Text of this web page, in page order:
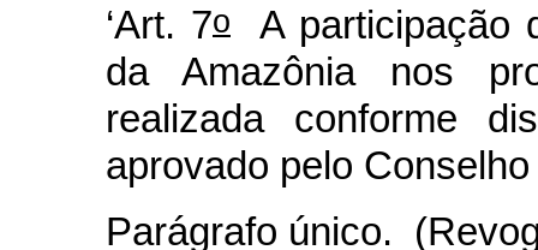
‘Art. 7o
A participação
da Amazônia nos
realizada conforme
aprovado pelo
Parágrafo único.